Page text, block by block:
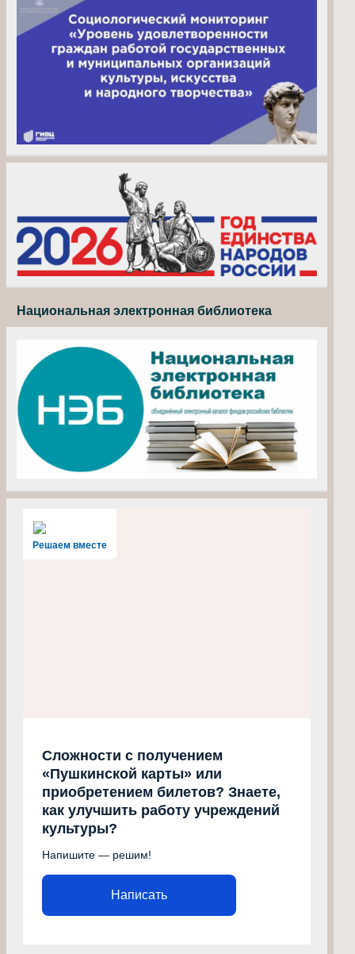
Национальная электронная библиотека
Решаем вместе
Сложности с получением
«Пушкинской карты» или
приобретением билетов? Знаете,
как улучшить работу учреждений
культуры?
Напишите — решим!
Написать